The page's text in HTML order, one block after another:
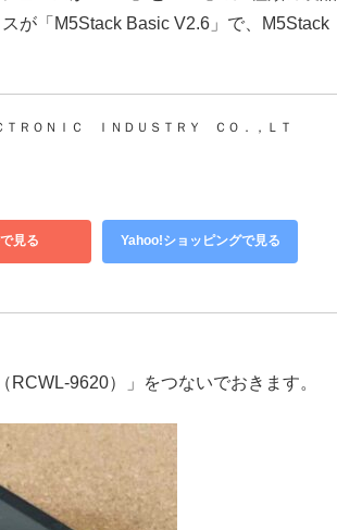
が「M5Stack Basic V2.6」で、M5Stack
ＴＲＯＮＩＣ ＩＮＤＵＳＴＲＹ ＣＯ．，ＬＴ
見る Yahoo!ショッピングで見る
9620）」をつないでおきます。